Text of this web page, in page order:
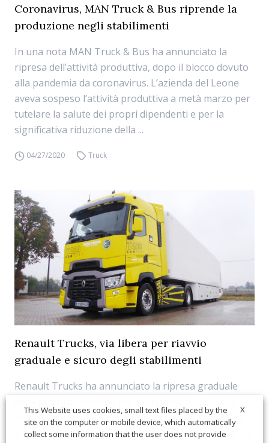
Coronavirus, MAN Truck & Bus riprende la
produzione negli stabilimenti
In una nota MAN Truck & Bus ha annunciato la
ripresa dell’attività produttiva, dopo il blocco dovuto
alla pandemia da coronavirus. L’azienda del Leone
aveva sospeso l’attività produttiva a metà marzo per
tutelare la salute dei propri dipendenti e per la
significativa riduzione della ...
04/27/2020 Truck
Renault Trucks, via libera per riavvio
graduale e sicuro degli stabilimenti
Renault Trucks ha annunciato la ripresa graduale
degli impianti, messa in atto per seguire le direttive
governative per arginare la diffusione dei contagi. La
X
This Website uses cookies, small text files placed by the
site on the computer or mobile device, which automatically
collect some information that the user does not provide